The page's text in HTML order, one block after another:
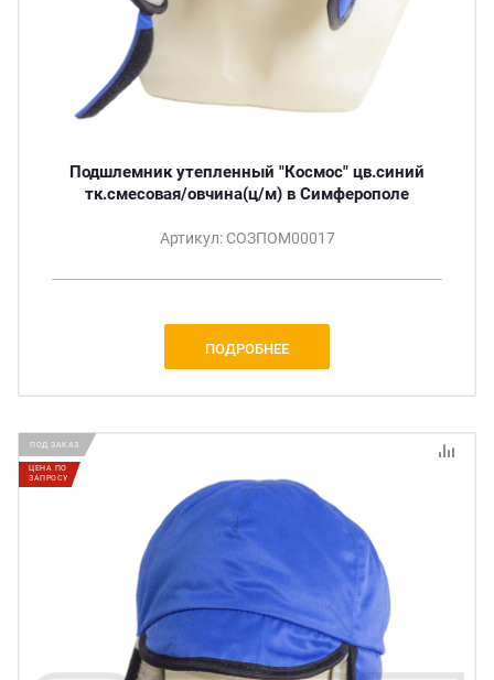
Подшлемник утепленный "Космос" цв.синий
тк.смесовая/овчина(ц/м) в Симферополе
Артикул: СОЗПОМ00017
ПОДРОБНЕЕ
ПОД ЗАКАЗ
ЦЕНА ПО
ЗАПРОСУ